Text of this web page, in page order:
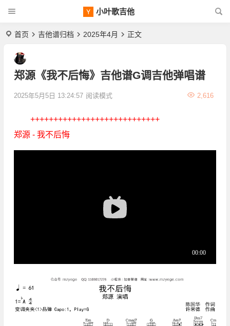
小叶歌吉他
首页 吉他谱归档 2025年4月 正文
郑源《我不后悔》吉他谱G调吉他弹唱谱
2025年5月5日 13:24:57 2,616
阅读模式
++++++++++++++++++++++++++++
郑源 - 我不后悔